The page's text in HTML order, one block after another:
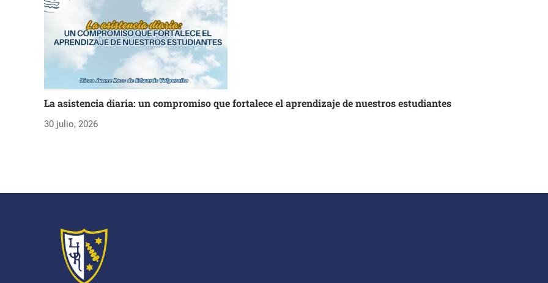
La asistencia diaria: un compromiso que fortalece el aprendizaje de nuestros estudiantes
30 julio, 2026